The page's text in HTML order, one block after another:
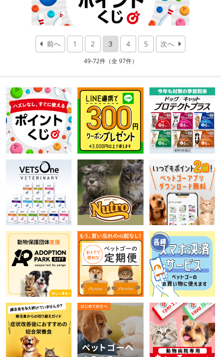
前へ 1 2 3 4 5 次へ
49-72件（全 97件）